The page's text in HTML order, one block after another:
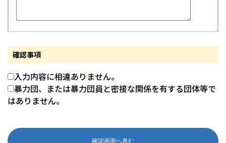
確認事項
入力内容に相違ありません。
暴力団、または暴力団員と密接な関係を有する団体等で
はありません。